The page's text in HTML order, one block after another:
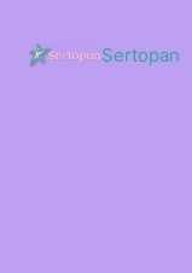
contenido
Sertopan